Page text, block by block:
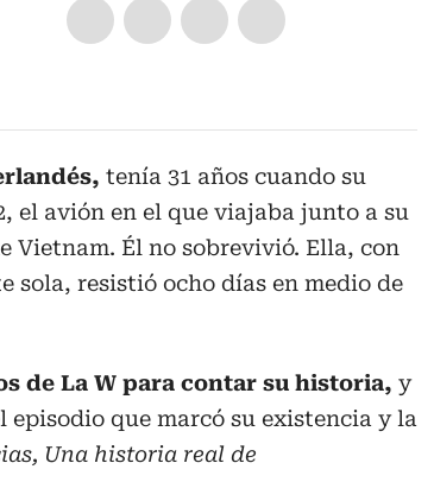
tenía 31 años cuando su
el avión en el que viajaba junto a su
Vietnam. Él no sobrevivió. Ella, con
sola, resistió ocho días en medio de
de La W para contar su historia, y
que marcó su existencia y la
Una historia real de